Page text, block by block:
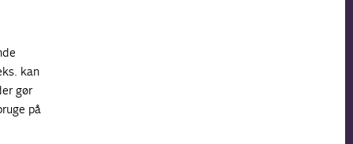
kan
gør
på